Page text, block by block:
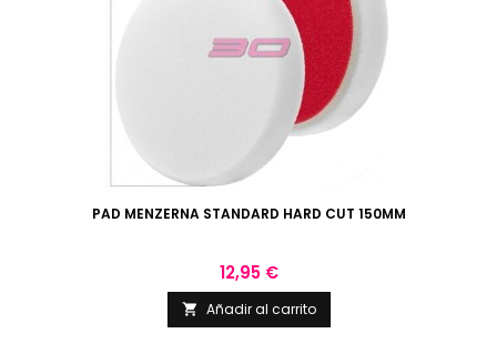
PAD MENZERNA STANDARD HARD CUT 150MM
Precio
12,95 €
 Añadir al carrito